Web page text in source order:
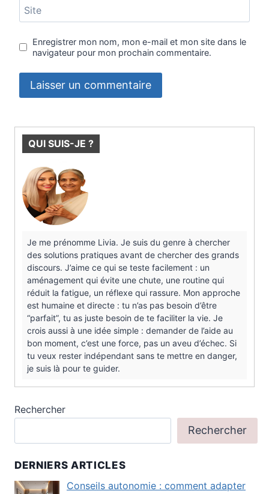
Site
Enregistrer mon nom, mon e-mail et mon site dans le
navigateur pour mon prochain commentaire.
QUI SUIS-JE ?
Je me prénomme Livia. Je suis du genre à chercher
des solutions pratiques avant de chercher des grands
discours. J’aime ce qui se teste facilement : un
aménagement qui évite une chute, une routine qui
réduit la fatigue, un réflexe qui rassure. Mon approche
est humaine et directe : tu n’as pas besoin d’être
“parfait”, tu as juste besoin de te faciliter la vie. Je
crois aussi à une idée simple : demander de l’aide au
bon moment, c’est une force, pas un aveu d’échec. Si
tu veux rester indépendant sans te mettre en danger,
je suis là pour te guider.
Rechercher
Rechercher
DERNIERS ARTICLES
Conseils autonomie : comment adapter